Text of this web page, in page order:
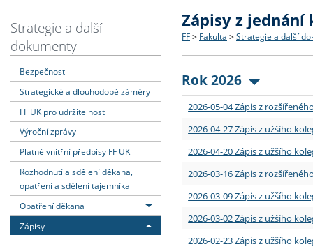
Dozvědět se více
Struktura a historie
Strategie a další
Podpora a benefity pro
Absolventi fakulty
Podat přihlášku
Co studovat a jak se
Učitelské studijní
Informace k průběhu
Dozvědět se více
Bakalářské a magisterské
Doktorské studium
Rigorózní řízení
Dozvědět se více
O vědě a výzkumu na FF
Akademické kvalifikace
Granty a projekty
Dozvědět se více
Aktuální nabídky a
Vyjíždějící studenti
Přijíždějící studenti
Vyjíždějící zaměstnanci
Strategie a další
dokumenty
Bezpečnost
Strategické a dlouhodobé záměry
FF UK pro udržitelnost
Výroční zprávy
Platné vnitřní předpisy FF UK
Rozhodnutí a sdělení děkana,
opatření a sdělení tajemníka
Opatření děkana
Zápisy
Zápisy z jednání
FF > Fakulta > Strategie a další
Rok 2026
2026-05-04 Zápis z
2026-04-27 Zápis z užšího
2026-04-20 Zápis z užšího
2026-03-16 Zápis z
2026-03-09 Zápis z užšího
2026-03-02 Zápis z užšího
2026-02-23 Zápis z užšího